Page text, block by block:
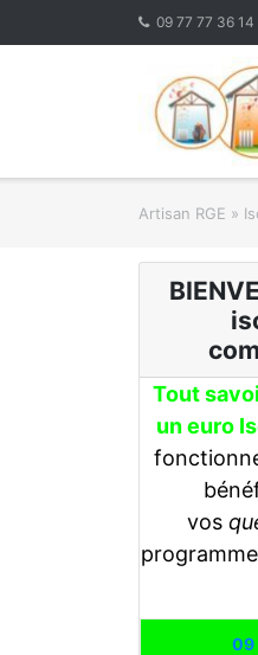
09 77 77 36 14
Artisan RGE »
Tout
un euro
vos
09